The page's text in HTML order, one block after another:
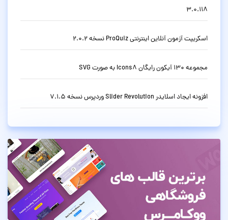
3.0.118
اسکریپت آزمون آنلاین اینترنتی ProQuiz نسخه 2.0.2
مجموعه 130 آیکون رایگان Icons8 به صورت SVG
افزونه ایجاد اسلایدر Slider Revolution وردپرس نسخه 7.1.5